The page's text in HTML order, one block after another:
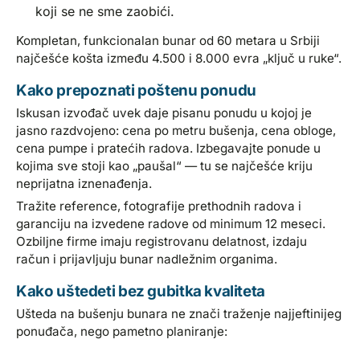
koji se ne sme zaobići.
Kompletan, funkcionalan bunar od 60 metara u Srbiji
najčešće košta između 4.500 i 8.000 evra „ključ u ruke“.
Kako prepoznati poštenu ponudu
Iskusan izvođač uvek daje pisanu ponudu u kojoj je
jasno razdvojeno: cena po metru bušenja, cena obloge,
cena pumpe i pratećih radova. Izbegavajte ponude u
kojima sve stoji kao „paušal“ — tu se najčešće kriju
neprijatna iznenađenja.
Tražite reference, fotografije prethodnih radova i
garanciju na izvedene radove od minimum 12 meseci.
Ozbiljne firme imaju registrovanu delatnost, izdaju
račun i prijavljuju bunar nadležnim organima.
Kako uštedeti bez gubitka kvaliteta
Ušteda na bušenju bunara ne znači traženje najjeftinijeg
ponuđača, nego pametno planiranje: